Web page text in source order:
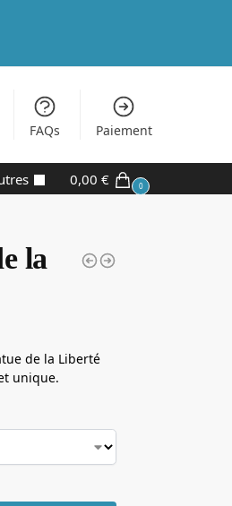
FAQs Paiement
0,00 € 0
la
de la Liberté
unique.